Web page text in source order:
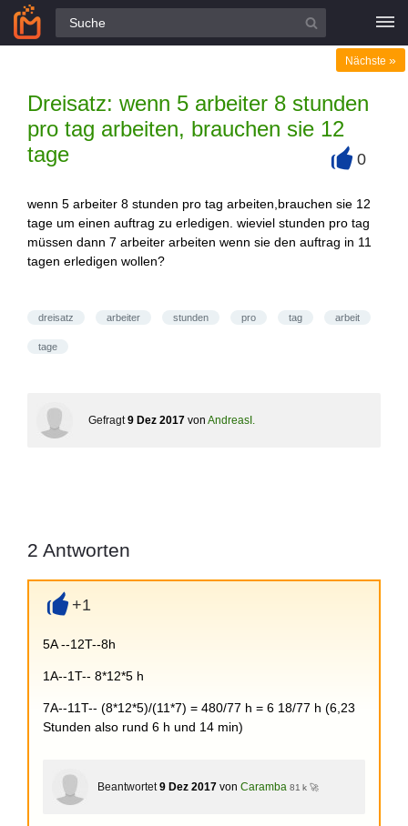
Alle Fragen
Dreisatz: wenn 5 arbeiter 8 stunden
pro tag arbeiten, brauchen sie 12
tage
Nächste »
0
wenn 5 arbeiter 8 stunden pro tag arbeiten,brauchen sie 12
tage um einen auftrag zu erledigen. wieviel stunden pro tag
müssen dann 7 arbeiter arbeiten wenn sie den auftrag in 11
tagen erledigen wollen?
dreisatz arbeiter stunden pro tag arbeit
tage
Gefragt 9 Dez 2017 von AndreasI.
2 Antworten
+1
5A --12T--8h
1A--1T-- 8*12*5 h
7A--11T-- (8*12*5)/(11*7) = 480/77 h = 6 18/77 h (6,23
Stunden also rund 6 h und 14 min)
Beantwortet 9 Dez 2017 von Caramba 81 k 🚀